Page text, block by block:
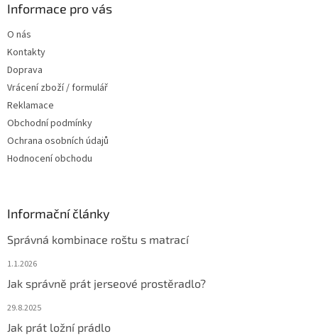
Informace pro vás
O nás
Kontakty
Doprava
Vrácení zboží / formulář
Reklamace
Obchodní podmínky
Ochrana osobních údajů
Hodnocení obchodu
Informační články
Správná kombinace roštu s matrací
1.1.2026
Jak správně prát jerseové prostěradlo?
29.8.2025
Jak prát ložní prádlo